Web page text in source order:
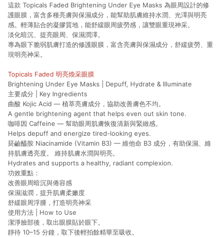
這款 Topicals Faded Brightening Under Eye Masks 為眼周設計的修
護眼膜，富含多種亮膚與保濕成分，能幫助肌膚維持水潤、光澤與明亮
感。輕薄貼合的凝膠質地，能舒緩眼周疲勞感，讓雙眼重現神采。
淡化暗沉、提亮眼周、保濕潤澤。
專為眼下脆弱肌膚打造的修護眼膜，富含亮膚與保濕成分，舒緩疲勞、重
現明亮神采。
Topicals Faded 明亮煥采眼膜
Brightening Under Eye Masks | Depuff, Hydrate & Illuminate
主要成分 | Key Ingredients
曲酸 Kojic Acid — 植萃亮膚成分，協助改善膚色不均。
A gentle brightening agent that helps even out skin tone.
咖啡因 Caffeine — 幫助眼周肌膚恢復清新與緊緻感。
Helps depuff and energize tired-looking eyes.
菸鹼醯胺 Niacinamide (Vitamin B3) — 維他命 B3 成分，有助保濕、維
持肌膚透亮度。
維持肌膚水潤與明亮。
Hydrates and supports a healthy, radiant complexion.
功效重點：
改善眼周暗沉與倦容感
保濕滋潤，提升肌膚柔嫩度
舒緩眼周浮腫，打造明亮神采
使用方法 | How to Use
潔淨臉部後，取出眼膜貼於眼下。
靜待 10–15 分鐘，取下後輕拍餘精華至吸收。